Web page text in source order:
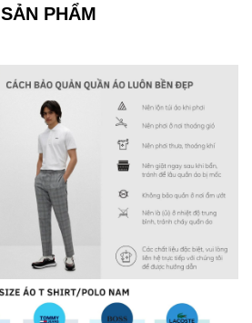
SẢN PHẨM